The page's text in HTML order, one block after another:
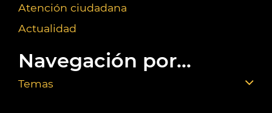
Atención ciudadana
Actualidad
Navegación por...
Temas